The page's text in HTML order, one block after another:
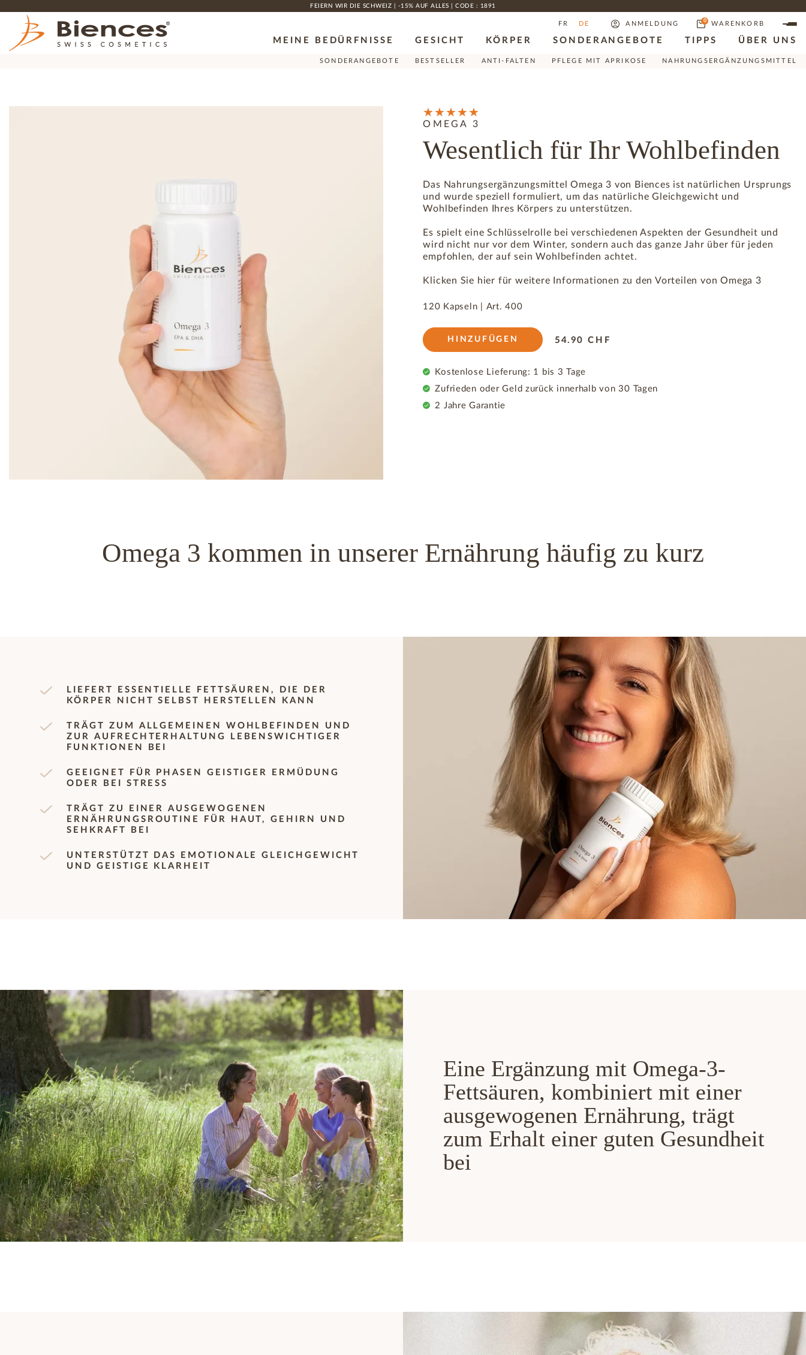
FEIERN WIR DIE SCHWEIZ | -15% AUF ALLES | CODE : 1891
FR DE ANMELDUNG 0 WARENKORB
MEINE BEDÜRFNISSE GESICHT KÖRPER SONDERANGEBOTE TIPPS ÜBER UNS
SONDERANGEBOTE BESTSELLER ANTI-FALTEN PFLEGE MIT APRIKOSE NAHRUNGSERGÄNZUNGSMITTEL
OMEGA 3
Wesentlich für Ihr Wohlbefinden
Das Nahrungsergänzungsmittel Omega 3 von Biences ist natürlichen Ursprungs
und wurde speziell formuliert, um das natürliche Gleichgewicht und
Wohlbefinden Ihres Körpers zu unterstützen.
Es spielt eine Schlüsselrolle bei verschiedenen Aspekten der Gesundheit und
wird nicht nur vor dem Winter, sondern auch das ganze Jahr über für jeden
empfohlen, der auf sein Wohlbefinden achtet.
Klicken Sie hier für weitere Informationen zu den Vorteilen von Omega 3
120 Kapseln | Art.400
HINZUFÜGEN 54.90 CHF
Kostenlose Lieferung: 1 bis 3 Tage
Zufrieden oder Geld zurück innerhalb von 30 Tagen
2 Jahre Garantie
Omega 3 kommen in unserer Ernährung häufig zu kurz
LIEFERT ESSENTIELLE FETTSÄUREN, DIE DER
KÖRPER NICHT SELBST HERSTELLEN KANN
TRÄGT ZUM ALLGEMEINEN WOHLBEFINDEN UND
ZUR AUFRECHTERHALTUNG LEBENSWICHTIGER
FUNKTIONEN BEI
GEEIGNET FÜR PHASEN GEISTIGER ERMÜDUNG
ODER BEI STRESS
TRÄGT ZU EINER AUSGEWOGENEN
ERNÄHRUNGSROUTINE FÜR HAUT, GEHIRN UND
SEHKRAFT BEI
UNTERSTÜTZT DAS EMOTIONALE GLEICHGEWICHT
UND GEISTIGE KLARHEIT
Eine Ergänzung mit Omega-3-
Fettsäuren, kombiniert mit einer
ausgewogenen Ernährung, trägt
zum Erhalt einer guten Gesundheit
bei